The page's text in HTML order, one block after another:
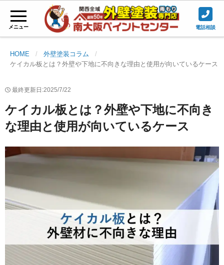
メニュー 電話相談
HOME
外壁塗装コラム
ケイカル板とは？外壁や下地に不向きな理由と使用が向いているケース
最終更新日:2025/7/22
ケイカル板とは？外壁や下地に不向き
な理由と使用が向いているケース